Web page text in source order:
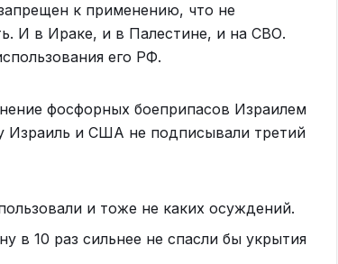
к применению, что не
И в Ираке, и в Палестине, и на СВО.
его РФ.
фосфорных боеприпасов Израилем
Израиль и США не подписывали третий
и тоже не каких осуждений.
10 раз сильнее не спасли бы укрытия